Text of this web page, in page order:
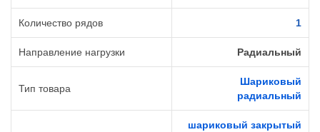
Количество рядов 1
Направление нагрузки Радиальный
Тип товара
Шариковый
радиальный
шариковый закрытый